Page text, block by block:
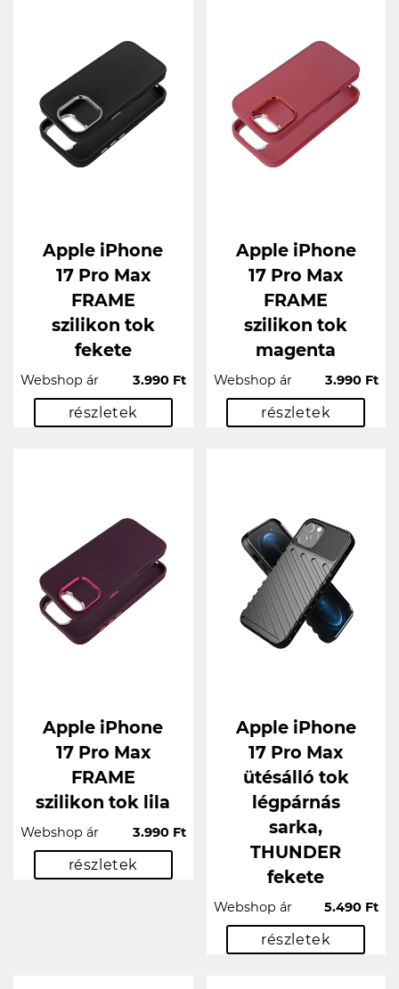
Apple iPhone
17 Pro Max
FRAME
szilikon tok
fekete
Webshop ár 3.990 Ft
részletek
Apple iPhone
17 Pro Max
FRAME
szilikon tok
magenta
Webshop ár 3.990 Ft
részletek
Apple iPhone
17 Pro Max
FRAME
szilikon tok lila
Webshop ár 3.990 Ft
részletek
Apple iPhone
17 Pro Max
ütésálló tok
légpárnás
sarka,
THUNDER
fekete
Webshop ár 5.490 Ft
részletek